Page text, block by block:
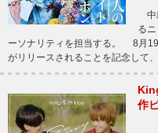
中
る
ーソナリティを担当する。 8月19
がリリースされることを記念して
作